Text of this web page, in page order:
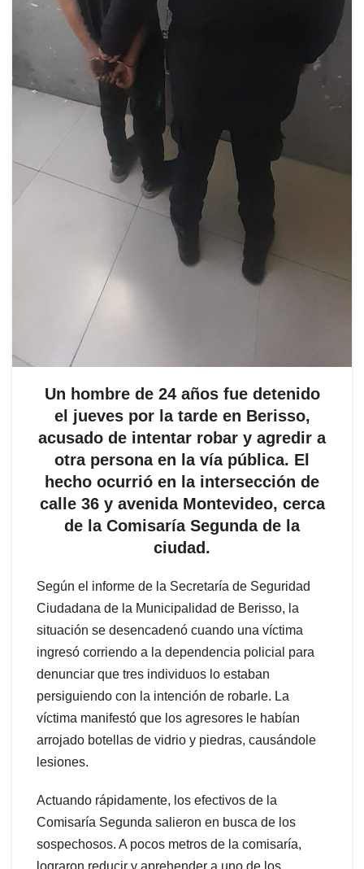
Un hombre de 24 años fue detenido
el jueves por la tarde en Berisso,
acusado de intentar robar y agredir a
otra persona en la vía pública. El
hecho ocurrió en la intersección de
calle 36 y avenida Montevideo, cerca
de la Comisaría Segunda de la
ciudad.
Según el informe de la Secretaría de Seguridad
Ciudadana de la Municipalidad de Berisso, la
situación se desencadenó cuando una víctima
ingresó corriendo a la dependencia policial para
denunciar que tres individuos lo estaban
persiguiendo con la intención de robarle. La
víctima manifestó que los agresores le habían
arrojado botellas de vidrio y piedras, causándole
lesiones.
Actuando rápidamente, los efectivos de la
Comisaría Segunda salieron en busca de los
sospechosos. A pocos metros de la comisaría,
lograron reducir y aprehender a uno de los